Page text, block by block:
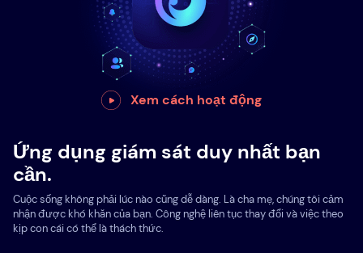
Xem cách hoạt động
Ứng dụng giám sát duy nhất bạn
cần.
Cuộc sống không phải lúc nào cũng dễ dàng. Là cha mẹ, chúng tôi cảm
nhận được khó khăn của bạn. Công nghệ liên tục thay đổi và việc theo
kịp con cái có thể là thách thức.